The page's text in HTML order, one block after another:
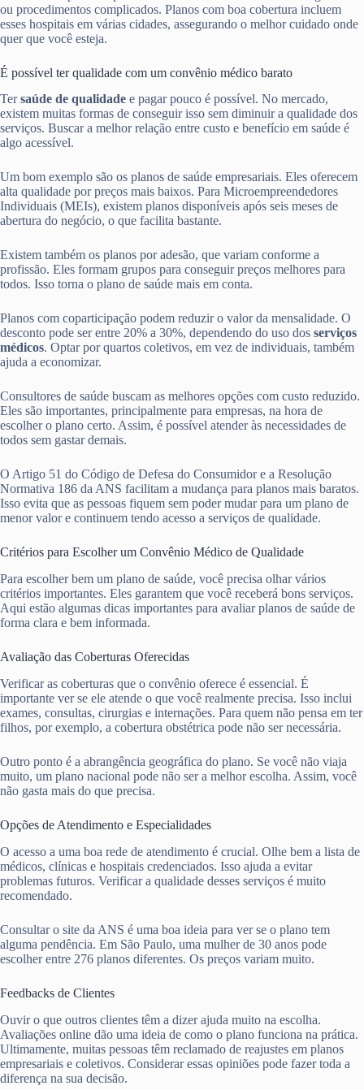
ou procedimentos complicados. Planos com boa cobertura incluem
esses hospitais em várias cidades, assegurando o melhor cuidado onde
quer que você esteja.
É possível ter qualidade com um convênio médico barato
Tersaúde de qualidade e pagar pouco é possível. No mercado,
existem muitas formas de conseguir isso sem diminuir a qualidade dos
serviços. Buscar a melhor relação entre custo e benefício em saúde é
algo acessível.
Um bom exemplo são os planos de saúde empresariais. Eles oferecem
alta qualidade por preços mais baixos. Para Microempreendedores
Individuais (MEIs), existem planos disponíveis após seis meses de
abertura do negócio, o que facilita bastante.
Existem também os planos por adesão, que variam conforme a
profissão. Eles formam grupos para conseguir preços melhores para
todos. Isso torna o plano de saúde mais em conta.
Planos com coparticipação podem reduzir o valor da mensalidade. O
desconto pode ser entre 20% a 30%, dependendo do uso dos serviços
médicos. Optar por quartos coletivos, em vez de individuais, também
ajuda a economizar.
Consultores de saúde buscam as melhores opções com custo reduzido.
Eles são importantes, principalmente para empresas, na hora de
escolher o plano certo. Assim, é possível atender às necessidades de
todos sem gastar demais.
O Artigo 51 do Código de Defesa do Consumidor e a Resolução
Normativa 186 da ANS facilitam a mudança para planos mais baratos.
Isso evita que as pessoas fiquem sem poder mudar para um plano de
menor valor e continuem tendo acesso a serviços de qualidade.
Critérios para Escolher um Convênio Médico de Qualidade
Para escolher bem um plano de saúde, você precisa olhar vários
critérios importantes. Eles garantem que você receberá bons serviços.
Aqui estão algumas dicas importantes para avaliar planos de saúde de
forma clara e bem informada.
Avaliação das Coberturas Oferecidas
Verificar as coberturas que o convênio oferece é essencial. É
importante ver se ele atende o que você realmente precisa. Isso inclui
exames, consultas, cirurgias e internações. Para quem não pensa em ter
filhos, por exemplo, a cobertura obstétrica pode não ser necessária.
Outro ponto é a abrangência geográfica do plano. Se você não viaja
muito, um plano nacional pode não ser a melhor escolha. Assim, você
não gasta mais do que precisa.
Opções de Atendimento e Especialidades
O acesso a uma boa rede de atendimento é crucial. Olhe bem a lista de
médicos, clínicas e hospitais credenciados. Isso ajuda a evitar
problemas futuros. Verificar a qualidade desses serviços é muito
recomendado.
Consultar o site da ANS é uma boa ideia para ver se o plano tem
alguma pendência. Em São Paulo, uma mulher de 30 anos pode
escolher entre 276 planos diferentes. Os preços variam muito.
Feedbacks de Clientes
Ouvir o que outros clientes têm a dizer ajuda muito na escolha.
Avaliações online dão uma ideia de como o plano funciona na prática.
Ultimamente, muitas pessoas têm reclamado de reajustes em planos
empresariais e coletivos. Considerar essas opiniões pode fazer toda a
diferença na sua decisão.